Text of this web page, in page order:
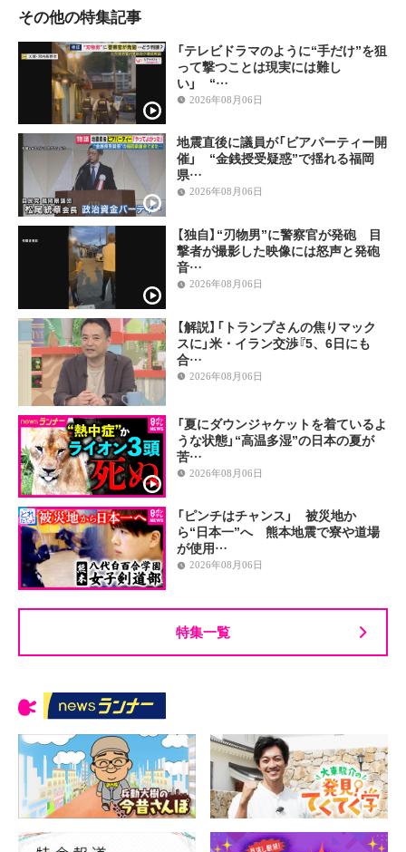
その他の特集記事
「テレビドラマのように“手だけ”を狙
って撃つことは現実には難し
い」 “…
2026年08月06日
地震直後に議員が「ビアパーティー開
催」 “金銭授受疑惑”で揺れる福岡
県…
2026年08月06日
【独自】“刃物男”に警察官が発砲 目
撃者が撮影した映像には怒声と発砲
音…
2026年08月06日
【解説】「トランプさんの焦りマック
スに」米・イラン交渉『5、6日にも
合…
2026年08月06日
「夏にダウンジャケットを着ているよ
うな状態」“高温多湿”の日本の夏が
苦…
2026年08月06日
「ピンチはチャンス」 被災地か
ら“日本一”へ 熊本地震で寮や道場
が使用…
2026年08月06日
特集一覧